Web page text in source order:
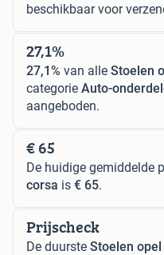
beschikbaar voor
27,1%
27,1% van alle Stoelen
categorie Auto-
aangeboden.
€ 65
De huidige gemiddelde
corsa is € 65.
Prijscheck
De duurste Stoelen